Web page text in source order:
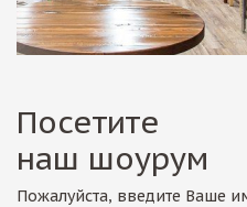
Посетите
наш шоурум
Пожалуйста, введите Ваше